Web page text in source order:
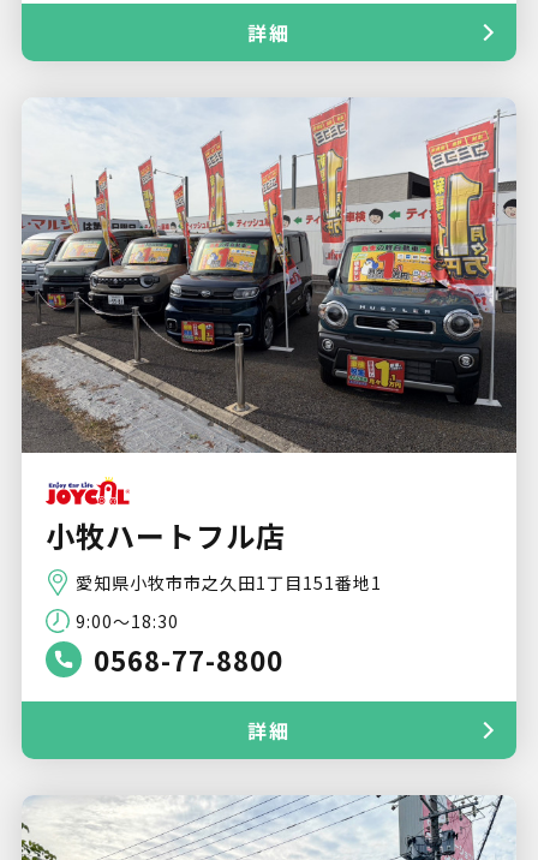
詳細
小牧ハートフル店
愛知県小牧市市之久田1丁目151番地1
9:00〜18:30
0568-77-8800
詳細